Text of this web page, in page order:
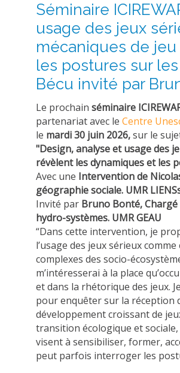
Séminaire
usage des jeux
mécaniques de
les postures sur
Bécu invité par
Le prochain séminaire
partenariat avec le Centre
le mardi 30 juin 2026,sur le
"Design, analyse et usage des
révèlent les dynamiques et les
Avec une Intervention de
géographie sociale. UMR
Invité par Bruno Bonté,Chargé
hydro-systèmes. UMR GEAU
“Dans cette intervention, je
l’usage des jeux sérieux
complexes des socio-
m’intéresserai à la place
et dans la rhétorique des jeux.
pour enquêter sur la réception
développement croissant de
transition écologique et
visent à sensibiliser, former,
peut parfois interroger les